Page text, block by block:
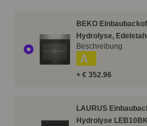
BEKO
Hydrolyse,
+ € 352.96
A
Beschreibung
LAURUS
Hydrolyse LEB10BK